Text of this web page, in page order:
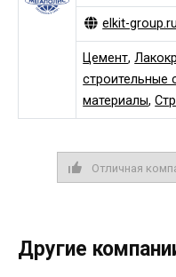
elkit-group.ru
Цемент,
строительные
материалы,
Отличная
Другие